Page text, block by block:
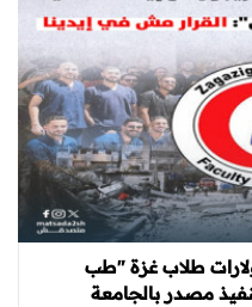
طلاب غزة "طب
مصدر بالجامعة